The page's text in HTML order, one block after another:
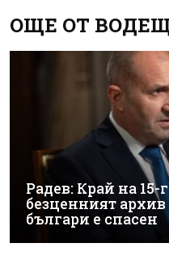
ОЩЕ ОТ
Радев: Край на 15-
безценният
българи е спасен